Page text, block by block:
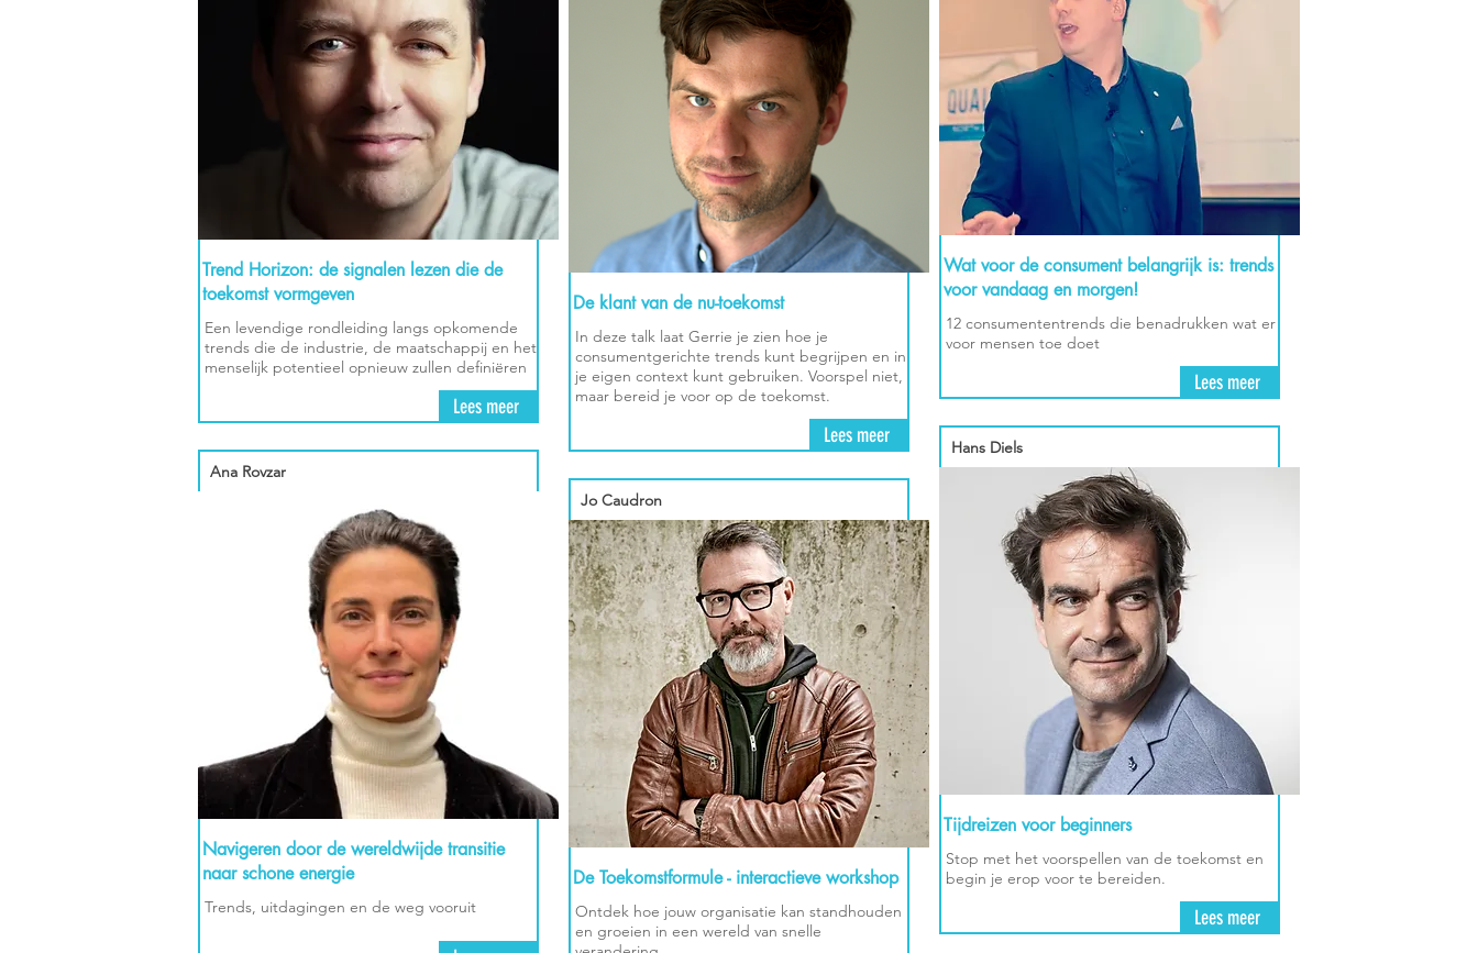
Trend Horizon: de signalen lezen die de
toekomst vormgeven
Een levendige rondleiding langs opkomende
trends die de industrie, de maatschappij en het
menselijk potentieel opnieuw zullen definiëren
Lees meer
Ana Rovzar
Navigeren door de wereldwijde transitie
naar schone energie
Trends, uitdagingen en de weg vooruit
De klant van de nu-toekomst
In deze talk laat Gerrie je zien hoe je
consumentgerichte trends kunt begrijpen en in
je eigen context kunt gebruiken. Voorspel niet,
maar bereid je voor op de toekomst.
Lees meer
Jo Caudron
De Toekomstformule - interactieve workshop
Ontdek hoe jouw organisatie kan standhouden
en groeien in een wereld van snelle
Wat voor de consument belangrijk is: trends
voor vandaag en morgen!
12 consumententrends die benadrukken wat er
voor mensen toe doet
Lees meer
Hans Diels
Tijdreizen voor beginners
Stop met het voorspellen van de toekomst en
begin je erop voor te bereiden.
Lees meer